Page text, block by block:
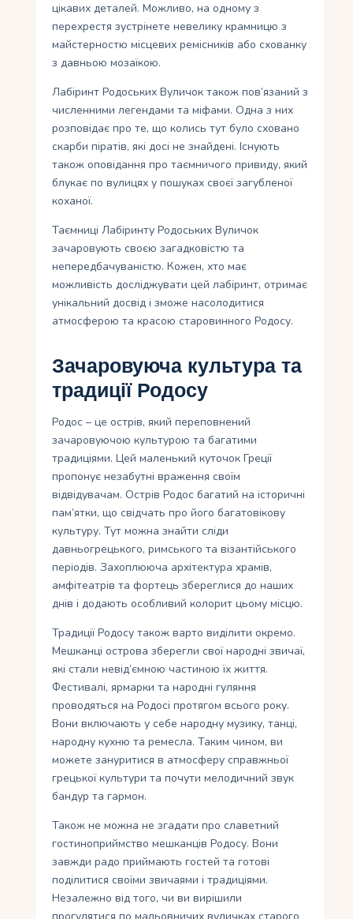
цікавих деталей. Можливо, на одному з
перехрестя зустрінете невелику крамницю з
майстерностю місцевих ремісників або схованку
з давньою мозаїкою.
Лабіринт Родоських Вуличок також пов’язаний з
численними легендами та міфами. Одна з них
розповідає про те, що колись тут було сховано
скарби піратів, які досі не знайдені. Існують
також оповідання про таємничого привиду, який
блукає по вулицях у пошуках своєї загубленої
коханої.
Таємниці Лабіринту Родоських Вуличок
зачаровують своєю загадковістю та
непередбачуваністю. Кожен, хто має
можливість досліджувати цей лабіринт, отримає
унікальний досвід і зможе насолодитися
атмосферою та красою старовинного Родосу.
Зачаровуюча культура та
традиції Родосу
Родос – це острів, який переповнений
зачаровуючою культурою та багатими
традиціями. Цей маленький куточок Греції
пропонує незабутні враження своїм
відвідувачам. Острів Родос багатий на історичні
пам’ятки, що свідчать про його багатовікову
культуру. Тут можна знайти сліди
давньогрецького, римського та візантійського
періодів. Захоплююча архітектура храмів,
амфітеатрів та фортець збереглися до наших
днів і додають особливий колорит цьому місцю.
Традиції Родосу також варто виділити окремо.
Мешканці острова зберегли свої народні звичаї,
які стали невід’ємною частиною їх життя.
Фестивалі, ярмарки та народні гуляння
проводяться на Родосі протягом всього року.
Вони включають у себе народну музику, танці,
народну кухню та ремесла. Таким чином, ви
можете зануритися в атмосферу справжньої
грецької культури та почути мелодичний звук
бандур та гармон.
Також не можна не згадати про славетний
гостиноприймство мешканців Родосу. Вони
завжди радо приймають гостей та готові
поділитися своїми звичаями і традиціями.
Незалежно від того, чи ви вирішили